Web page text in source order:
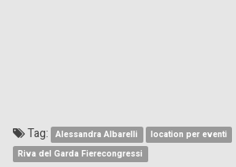
Tag: Alessandra Albarelli
location per eventi
Riva del Garda Fierecongressi